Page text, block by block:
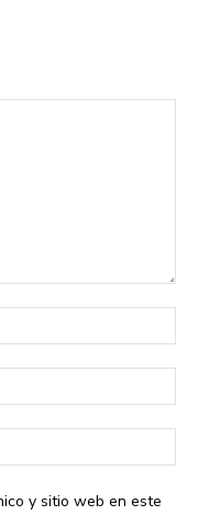
y sitio web en este